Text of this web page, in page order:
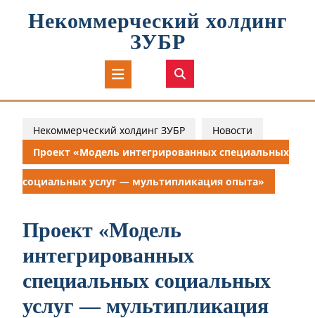
Некоммерческий холдинг
ЗУБР
Кнопка
Открыть
Некоммерческий холдинг ЗУБР
Новости
Проект «Модель интегрированных специальных
социальных услуг — мультипликация опыта»
Проект «Модель
интегрированных
специальных социальных
услуг — мультипликация